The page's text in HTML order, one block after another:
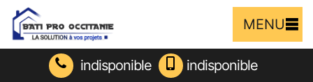
MENU
indisponible indisponible